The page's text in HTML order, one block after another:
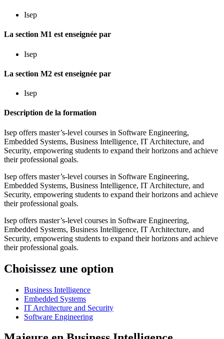
Isep
La section M1 est enseignée par
Isep
La section M2 est enseignée par
Isep
Description de la formation
Isep offers master’s-level courses in Software Engineering,
Embedded Systems, Business Intelligence, IT Architecture, and
Security, empowering students to expand their horizons and achieve
their professional goals.
Isep offers master’s-level courses in Software Engineering,
Embedded Systems, Business Intelligence, IT Architecture, and
Security, empowering students to expand their horizons and achieve
their professional goals.
Isep offers master’s-level courses in Software Engineering,
Embedded Systems, Business Intelligence, IT Architecture, and
Security, empowering students to expand their horizons and achieve
their professional goals.
Choisissez une option
Business Intelligence
Embedded Systems
IT Architecture and Security
Software Engineering